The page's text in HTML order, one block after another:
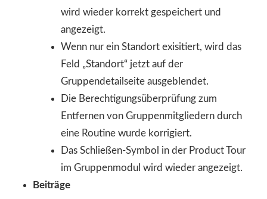
wird wieder korrekt gespeichert und
angezeigt.
Wenn nur ein Standort exisitiert, wird das
Feld „Standort“ jetzt auf der
Gruppendetailseite ausgeblendet.
Die Berechtigungsüberprüfung zum
Entfernen von Gruppenmitgliedern durch
eine Routine wurde korrigiert.
Das Schließen-Symbol in der Product Tour
im Gruppenmodul wird wieder angezeigt.
Beiträge